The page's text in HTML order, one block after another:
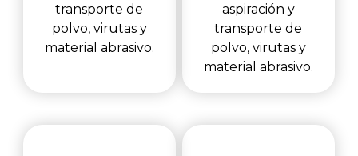
transporte de
polvo, virutas y
material abrasivo.
aspiración y
transporte de
polvo, virutas y
material abrasivo.